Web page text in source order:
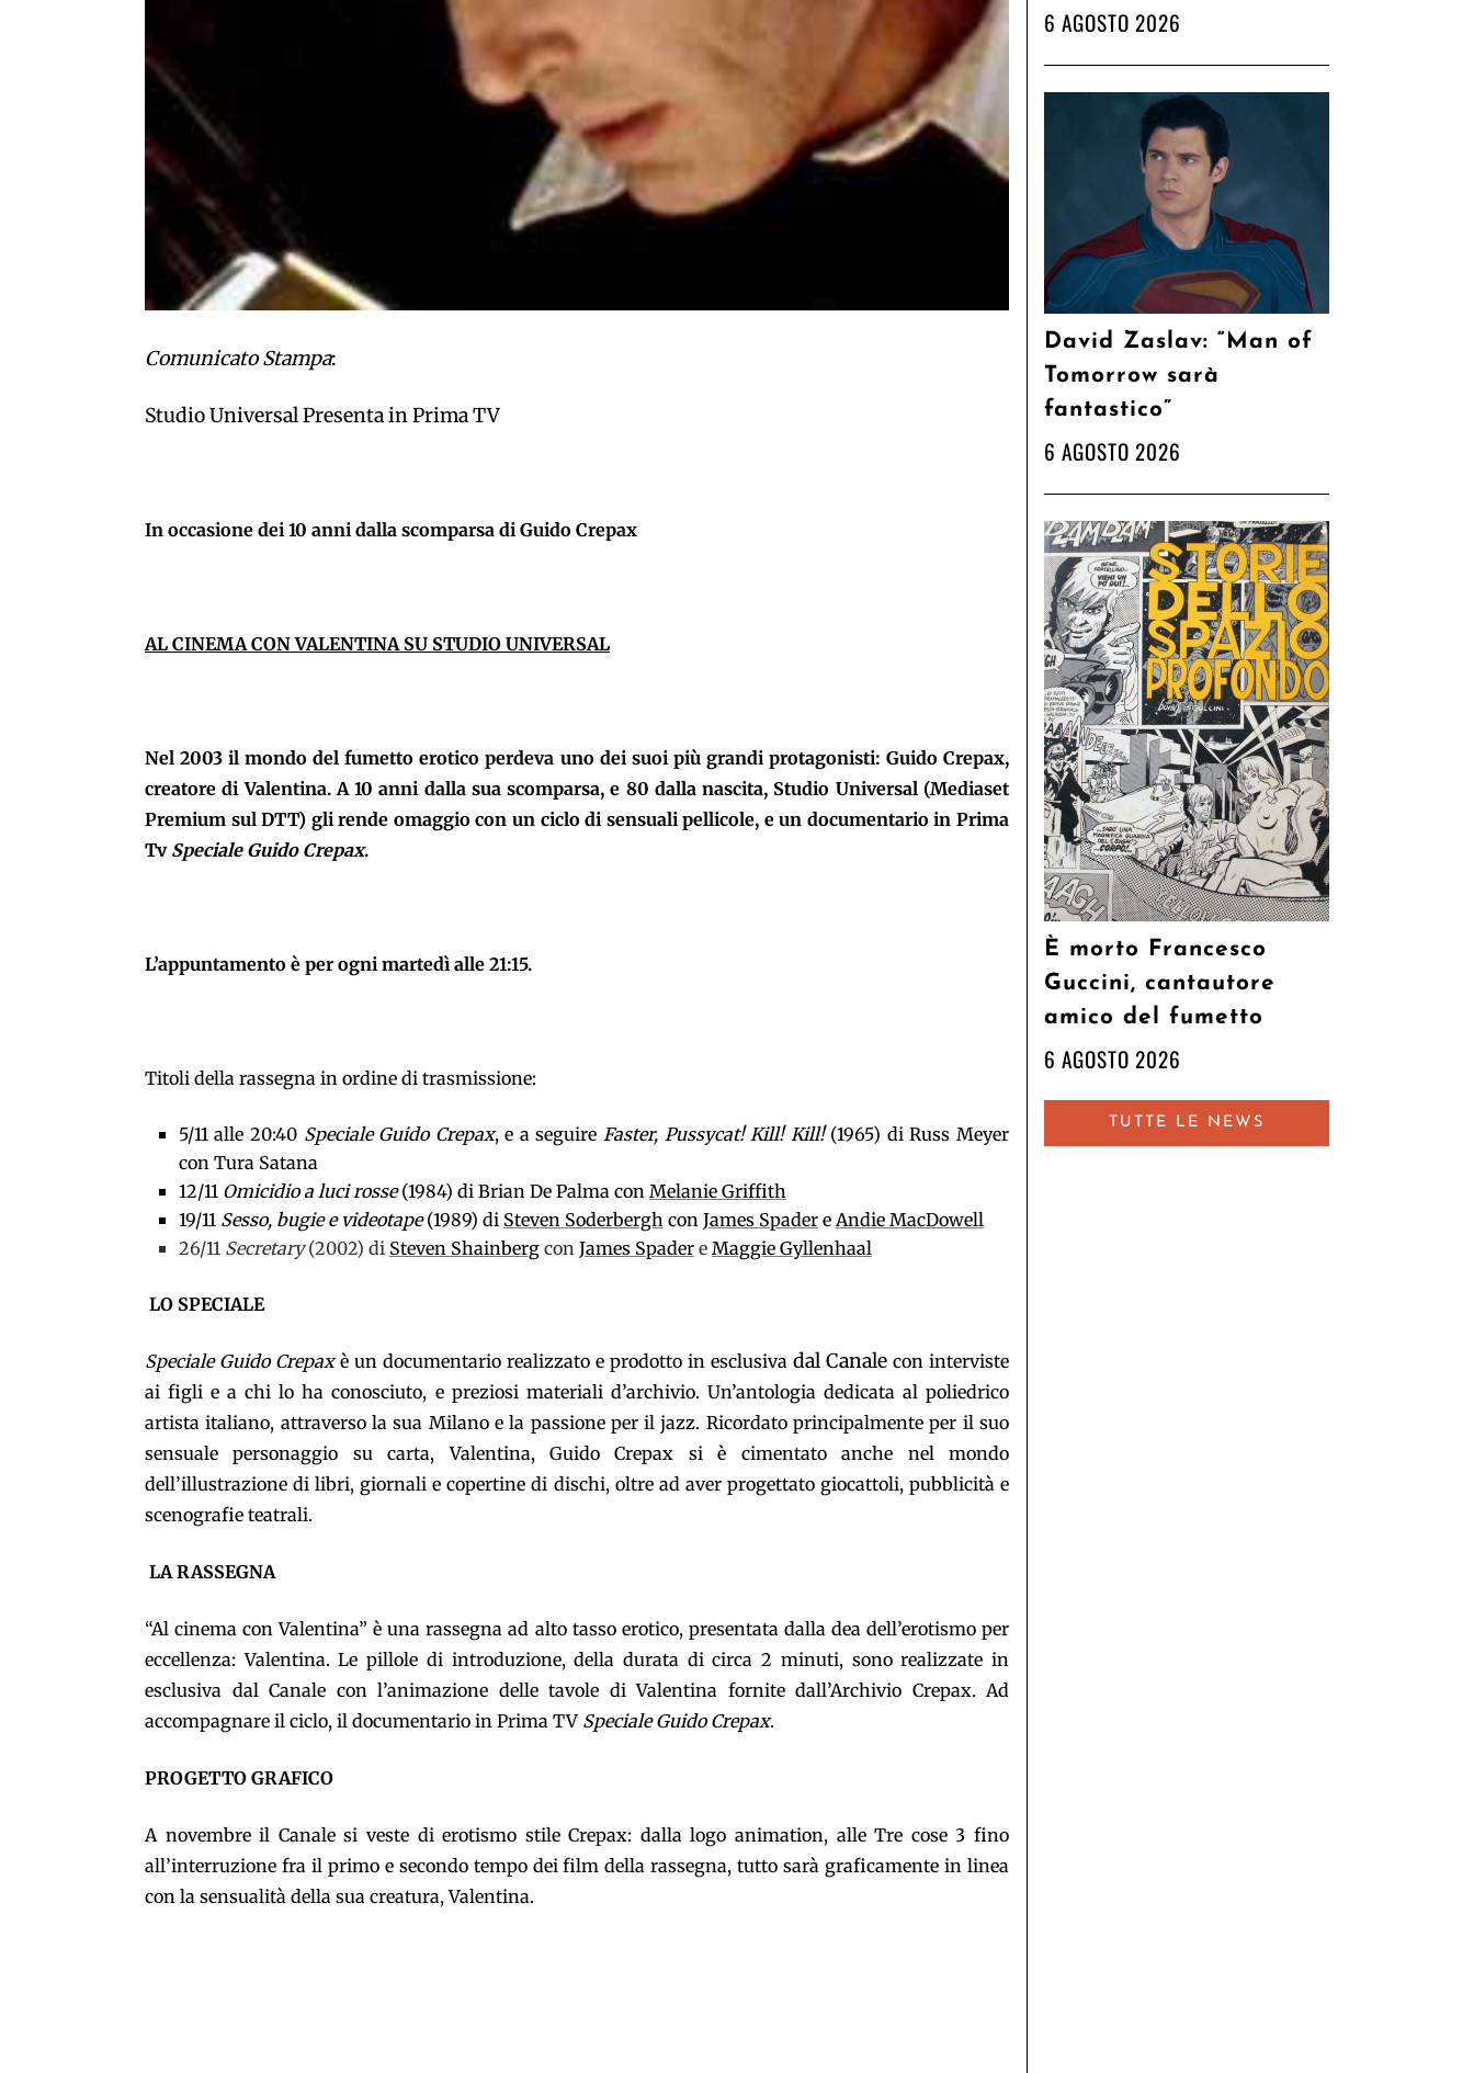
Comunicato Stampa:
Studio Universal Presenta in Prima TV
In occasione dei 10 anni dalla scomparsa di Guido Crepax
AL CINEMA CON VALENTINA SU STUDIO UNIVERSAL
Nel 2003 il mondo del fumetto erotico perdeva uno dei suoi più grandi protagonisti: Guido Crepax,
creatore di Valentina. A 10 anni dalla sua scomparsa, e 80 dalla nascita, Studio Universal (Mediaset
Premium sul DTT) gli rende omaggio con un ciclo di sensuali pellicole, e un documentario in Prima
Tv Speciale Guido Crepax.
L’appuntamento è per ogni martedì alle 21:15.
Titoli della rassegna in ordine di trasmissione:
5/11 alle 20:40 Speciale Guido Crepax, e a seguire Faster, Pussycat! Kill! Kill!(1965) di Russ Meyer
con Tura Satana
12/11 Omicidio a luci rosse(1984) di Brian De Palma con Melanie Griffith
19/11 Sesso, bugie e videotape(1989) di Steven Soderberghcon James Spadere Andie MacDowell
26/11 Secretary(2002) di Steven Shainbergcon James Spadere Maggie Gyllenhaal
LO SPECIALE
Speciale Guido Crepaxè un documentario realizzato e prodotto in esclusiva dal Canale con interviste
ai figli e a chi lo ha conosciuto, e preziosi materiali d’archivio. Un’antologia dedicata al poliedrico
artista italiano, attraverso la sua Milano e la passione per il jazz. Ricordato principalmente per il suo
sensuale personaggio su carta, Valentina, Guido Crepax si è cimentato anche nel mondo
dell’illustrazione di libri, giornali e copertine di dischi, oltre ad aver progettato giocattoli, pubblicità e
scenografie teatrali.
LA RASSEGNA
“Al cinema con Valentina” è una rassegna ad alto tasso erotico, presentata dalla dea dell’erotismo per
eccellenza: Valentina. Le pillole di introduzione, della durata di circa 2 minuti, sono realizzate in
esclusiva dal Canale con l’animazione delle tavole di Valentina fornite dall’Archivio Crepax. Ad
accompagnare il ciclo, il documentario in Prima TV Speciale Guido Crepax.
PROGETTO GRAFICO
A novembre il Canale si veste di erotismo stile Crepax: dalla logo animation, alle Tre cose 3 fino
all’interruzione fra il primo e secondo tempo dei film della rassegna, tutto sarà graficamente in linea
con la sensualità della sua creatura, Valentina.
6 AGOSTO 2026
David Zaslav: “Man of
Tomorrow sarà
fantastico”
6 AGOSTO 2026
È morto Francesco
Guccini, cantautore
amico del fumetto
6 AGOSTO 2026
TUTTE LE NEWS